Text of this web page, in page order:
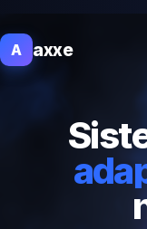
A axxe